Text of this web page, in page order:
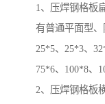
1、压焊钢格板
有普通平面型、
25*5、25*3、
75*6、100*8、
2、压焊钢格板